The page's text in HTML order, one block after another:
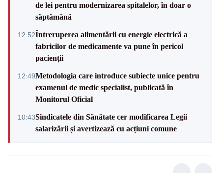
de lei pentru modernizarea spitalelor, în doar o
săptămână
12:52Întreruperea alimentării cu energie electrică a
fabricilor de medicamente va pune în pericol
pacienții
12:49Metodologia care introduce subiecte unice pentru
examenul de medic specialist, publicată în
Monitorul Oficial
10:43Sindicatele din Sănătate cer modificarea Legii
salarizării și avertizează cu acțiuni comune